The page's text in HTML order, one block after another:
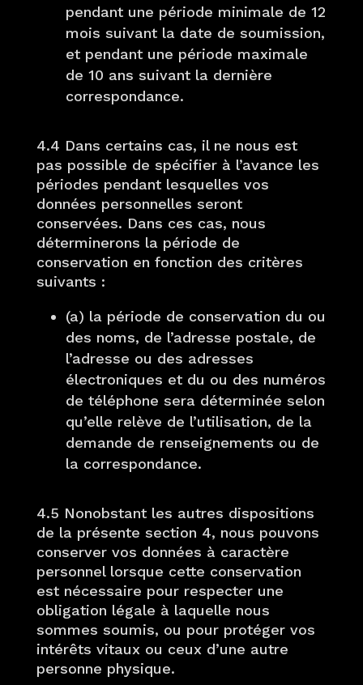
pendant une période minimale de 12
mois suivant la date de soumission,
et pendant une période maximale
de 10 ans suivant la dernière
correspondance.
4.4 Dans certains cas, il ne nous est
pas possible de spécifier à l’avance les
périodes pendant lesquelles vos
données personnelles seront
conservées. Dans ces cas, nous
déterminerons la période de
conservation en fonction des critères
suivants :
(a) la période de conservation du ou
des noms, de l’adresse postale, de
l’adresse ou des adresses
électroniques et du ou des numéros
de téléphone sera déterminée selon
qu’elle relève de l’utilisation, de la
demande de renseignements ou de
la correspondance.
4.5 Nonobstant les autres dispositions
de la présente section 4, nous pouvons
conserver vos données à caractère
personnel lorsque cette conservation
est nécessaire pour respecter une
obligation légale à laquelle nous
sommes soumis, ou pour protéger vos
intérêts vitaux ou ceux d’une autre
personne physique.